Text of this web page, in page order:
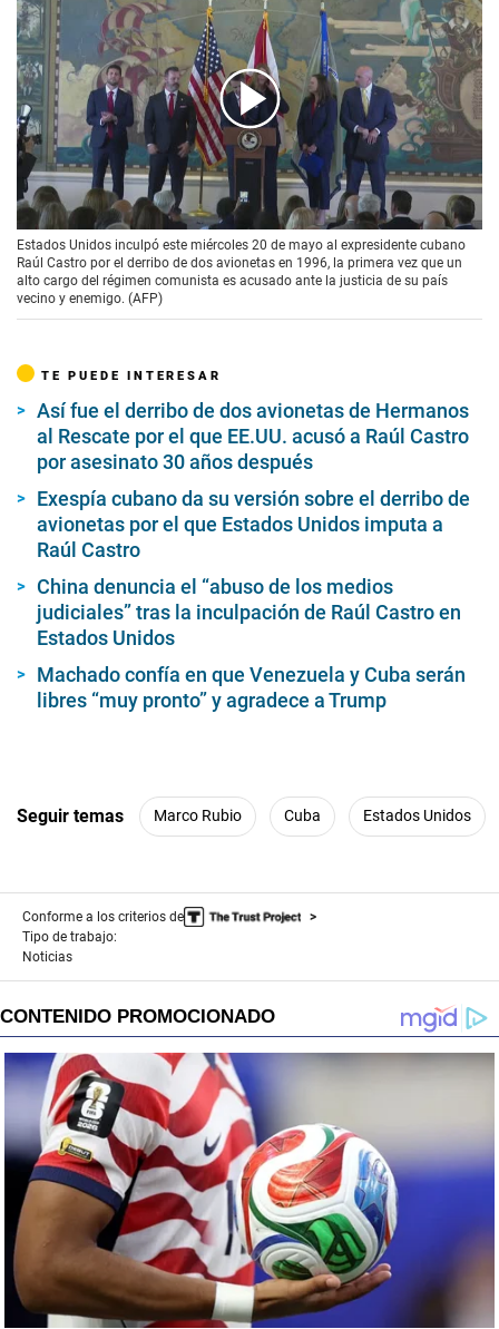
00:00/ 02:39
Estados Unidos inculpó este miércoles 20 de mayo al expresidente cubano
Raúl Castro por el derribo de dos avionetas en 1996, la primera vez que un
alto cargo del régimen comunista es acusado ante la justicia de su país
vecino y enemigo. (AFP)
TE PUEDE INTERESAR
Así fue el derribo de dos avionetas de Hermanos
al Rescate por el que EE.UU. acusó a Raúl Castro
por asesinato 30 años después
Exespía cubano da su versión sobre el derribo de
avionetas por el que Estados Unidos imputa a
Raúl Castro
China denuncia el “abuso de los medios
judiciales” tras la inculpación de Raúl Castro en
Estados Unidos
Machado confía en que Venezuela y Cuba serán
libres “muy pronto” y agradece a Trump
Seguir temas Marco Rubio Cuba Estados Unidos
Conforme a los criterios de
Tipo de trabajo:
Noticias